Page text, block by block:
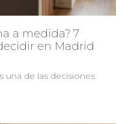
a medida? 7
en Madrid
una de las decisiones